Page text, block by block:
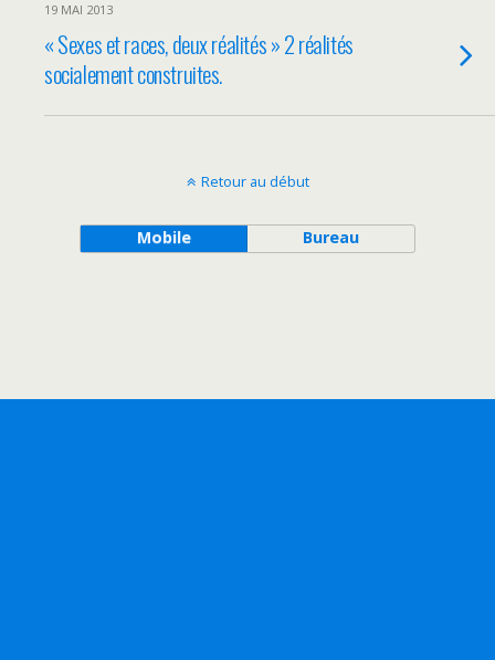
19 MAI 2013
« Sexes et races, deux réalités » 2 réalités
socialement construites.
Retour au début
Mobile Bureau